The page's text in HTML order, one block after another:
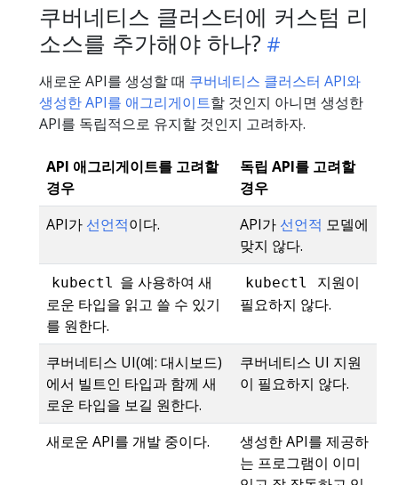
쿠버네티스 클러스터에 커스텀 리
소스를 추가해야 하나?
새로운 API를 생성할 때 쿠버네티스 클러스터 API와
생성한 API를 애그리게이트할 것인지 아니면 생성한
API를 독립적으로 유지할 것인지 고려하자.
API 애그리게이트를 고려할
경우
독립 API를 고려할
경우
API가 선언적이다. API가 선언적 모델에
맞지 않다.
kubectl 을 사용하여 새
로운 타입을 읽고 쓸 수 있기
를 원한다.
kubectl
지원이
필요하지 않다.
쿠버네티스 UI(예: 대시보드)
에서 빌트인 타입과 함께 새
로운 타입을 보길 원한다.
쿠버네티스 UI 지원
이 필요하지 않다.
새로운 API를 개발 중이다.
생성한 API를 제공하
는 프로그램이 이미